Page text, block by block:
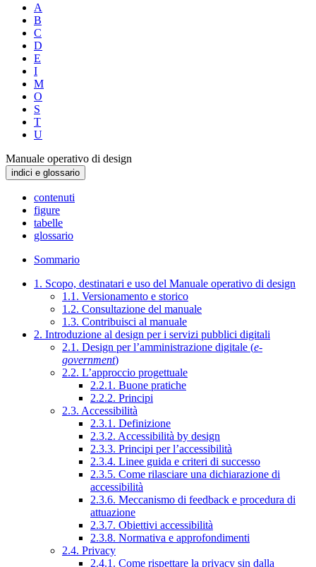
A
B
C
D
E
I
M
O
S
T
U
Manuale operativo di design
indici e glossario
contenuti
figure
tabelle
glossario
Sommario
1. Scopo, destinatari e uso del Manuale operativo di design
1.1. Versionamento e storico
1.2. Consultazione del manuale
1.3. Contribuisci al manuale
2. Introduzione al design per i servizi pubblici digitali
2.1. Design per l’amministrazione digitale (e-
government)
2.2. L’approccio progettuale
2.2.1. Buone pratiche
2.2.2. Principi
2.3. Accessibilità
2.3.1. Definizione
2.3.2. Accessibilità by design
2.3.3. Principi per l’accessibilità
2.3.4. Linee guida e criteri di successo
2.3.5. Come rilasciare una dichiarazione di
accessibilità
2.3.6. Meccanismo di feedback e procedura di
attuazione
2.3.7. Obiettivi accessibilità
2.3.8. Normativa e approfondimenti
2.4. Privacy
2.4.1. Come rispettare la privacy sin dalla